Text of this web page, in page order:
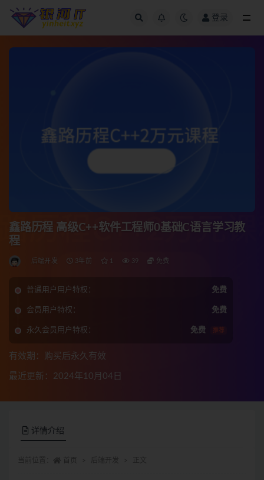
登录
鑫路历程 高级C++软件工程师0基础C语言学习教
程
后端开发 3年前 1 39 免费
普通用户用户特权： 免费
会员用户特权： 免费
永久会员用户特权： 免费 推荐
有效期：购买后永久有效
最近更新：2024年10月04日
详情介绍